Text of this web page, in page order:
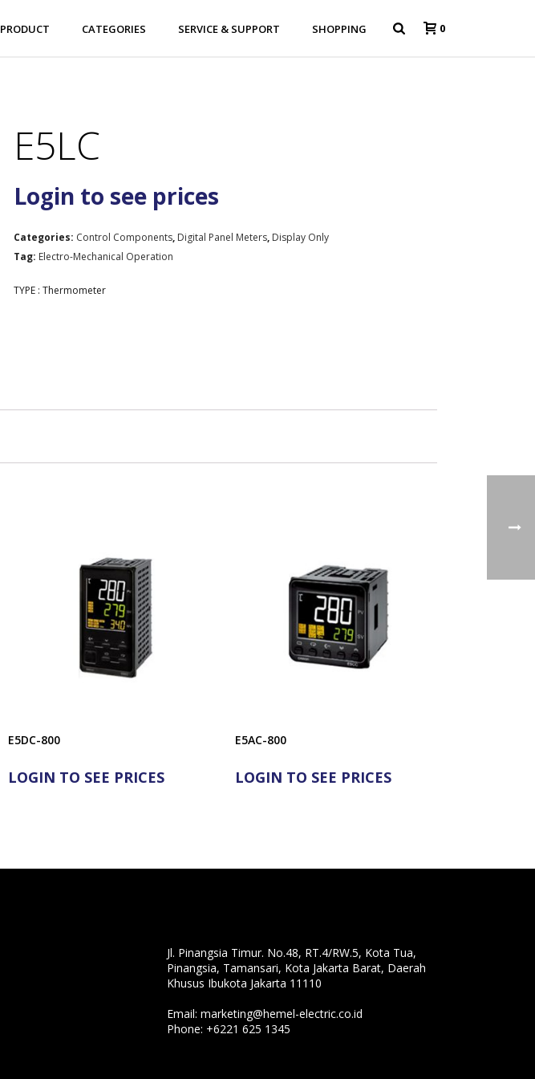
PRODUCT CATEGORIES SERVICE & SUPPORT SHOPPING 0
E5LC
Login to see prices
Categories: Control Components, Digital Panel Meters, Display Only
Tag: Electro-Mechanical Operation
TYPE : Thermometer
E5DC-800
LOGIN TO SEE PRICES
E5AC-800
LOGIN TO SEE PRICES
Jl. Pinangsia Timur. No.48, RT.4/RW.5, Kota Tua,
Pinangsia, Tamansari, Kota Jakarta Barat, Daerah
Khusus Ibukota Jakarta 11110
Email: marketing@hemel-electric.co.id
Phone: +6221 625 1345